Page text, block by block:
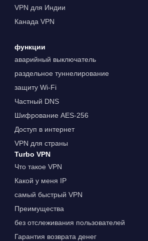
VPN для Индии
Канада VPN
функции
аварийный выключатель
раздельное туннелирование
защиту Wi-Fi
Частный DNS
Шифрование AES-256
Доступ в интернет
VPN для страны
Turbo VPN
Что такое VPN
Какой у меня IP
самый быстрый VPN
Преимущества
без отслеживания пользователей
Гарантия возврата денег